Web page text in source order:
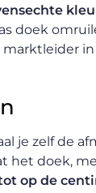
doek
je zelf de
het doek,
op de